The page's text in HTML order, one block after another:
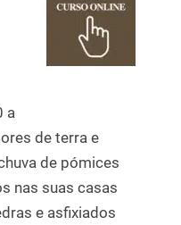
a
de terra e
de pómices
nas suas casas
e asfixiados